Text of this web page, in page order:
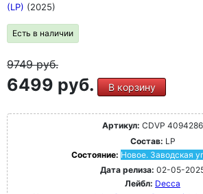
(LP) (2025)
Есть в наличии
9749руб.
6499 руб. В корзину
Артикул: CDVP 4094286
Состав: LP
Состояние: Новое. Заводская
Дата релиза: 02-05-
Лейбл: Decca